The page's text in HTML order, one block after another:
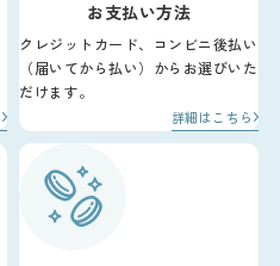
お支払い方法
クレジットカード、コンビニ後払い
（届いてから払い）からお選びいた
だけます。
詳細はこちら